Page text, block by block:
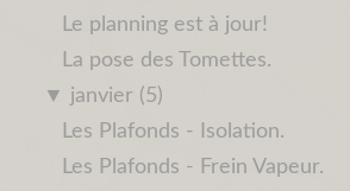
Le planning est à jour!
La pose des Tomettes.
▼ janvier (5)
Les Plafonds - Isolation.
Les Plafonds - Frein Vapeur.